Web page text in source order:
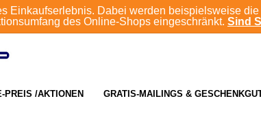
Einkaufserlebnis. Dabei werden beispielsweise
des Online-Shops eingeschränkt. Sind
PREIS /AKTIONEN GRATIS-MAILINGS &